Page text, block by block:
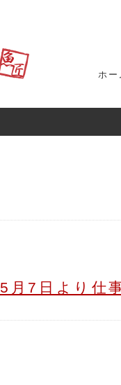
ホー
7日より仕